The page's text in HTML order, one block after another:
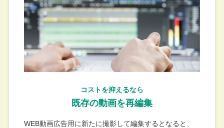
コストを抑えるなら
既存の動画を再編集​
WEB動画広告用に新たに撮影して編集するとなると、